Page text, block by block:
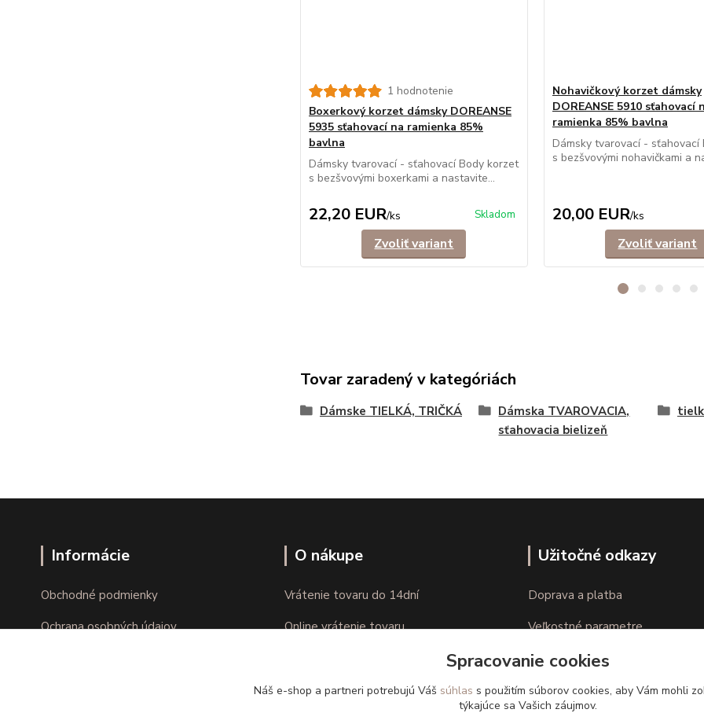
1 hodnotenie
Boxerkový korzet dámsky DOREANSE
5935 sťahovací na ramienka 85%
bavlna
Dámsky tvarovací - sťahovací Body korzet
s bezšvovými boxerkami a nastavite...
22,20 EUR/ks Skladom
Zvoliť variant
Nohavičkový korzet dámsky
DOREANSE 5910 sťahovací
ramienka 85% bavlna
Dámsky tvarovací - sťahovací
s bezšvovými nohavičkami a
20,00 EUR/ks
Zvoliť variant
Tovar zaradený v kategóriách
Dámske TIELKÁ, TRIČKÁ
Dámska TVAROVACIA,
sťahovacia bielizeň
Informácie
Obchodné podmienky
Ochrana osobných údajov
O nákupe
Vrátenie tovaru do 14dní
Online vrátenie tovaru
Užitočné odkazy
Doprava a platba
Veľkostné parametre
Ako nakupovať
Spracovanie cookies
Náš e-shop a partneri potrebujú Váš súhlas s použitím súborov cookies, aby Vám mohli
týkajúce sa Vašich záujmov.